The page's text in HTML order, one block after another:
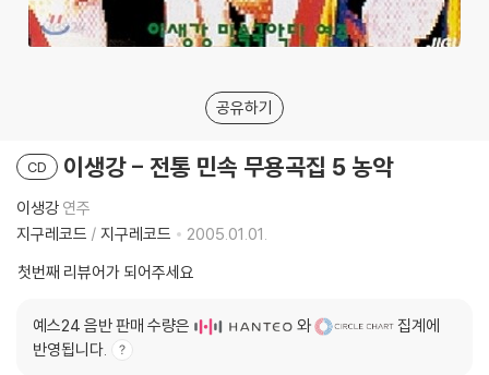
공유하기
CD 이생강 - 전통 민속 무용곡집 5 농악
이생강 연주
지구레코드 / 지구레코드
2005.01.01.
첫번째 리뷰어가 되어주세요
예스24 음반 판매 수량은 와
집계에
반영됩니다.